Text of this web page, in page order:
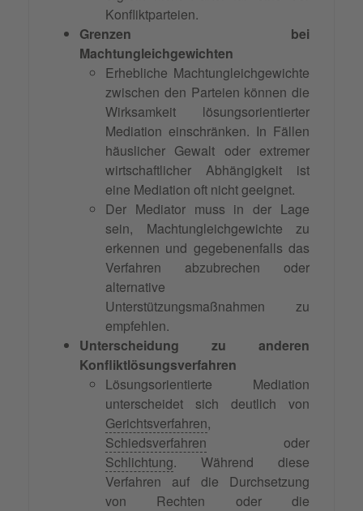
Konfliktparteien.
Grenzen bei
Machtungleichgewichten
Erhebliche Machtungleichgewichte
zwischen den Parteien können die
Wirksamkeit lösungsorientierter
Mediation einschränken. In Fällen
häuslicher Gewalt oder extremer
wirtschaftlicher Abhängigkeit ist
eine Mediation oft nicht geeignet.
Der Mediator muss in der Lage
sein, Machtungleichgewichte zu
erkennen und gegebenenfalls das
Verfahren abzubrechen oder
alternative
Unterstützungsmaßnahmen zu
empfehlen.
Unterscheidung zu anderen
Konfliktlösungsverfahren
Lösungsorientierte Mediation
unterscheidet sich deutlich von
Gerichtsverfahren,
Schiedsverfahren oder
Schlichtung. Während diese
Verfahren auf die Durchsetzung
von Rechten oder die